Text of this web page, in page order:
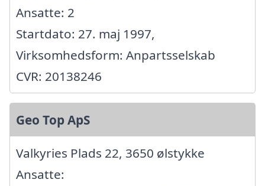
Ansatte: 2
Startdato: 27. maj 1997,
Virksomhedsform: Anpartsselskab
CVR: 20138246
Geo Top ApS
Valkyries Plads 22, 3650 ølstykke
Ansatte: